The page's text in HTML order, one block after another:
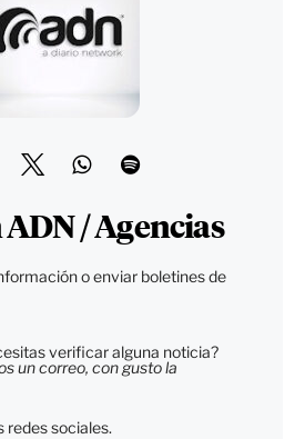
/ Agencias
o enviar boletines de
verificar alguna noticia?
un correo, con gusto la
redes sociales.